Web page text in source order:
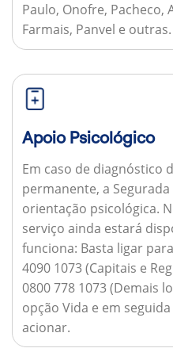
Paulo, Onofre, Pacheco,
Farmais, Panvel e outras.
Apoio Psicológico
Em caso de diagnóstico
permanente, a
orientação psicológica.
serviço ainda estará
funciona: Basta ligar
4090 1073 (Capitais e
0800 778 1073 (Demais
opção Vida e em
acionar.